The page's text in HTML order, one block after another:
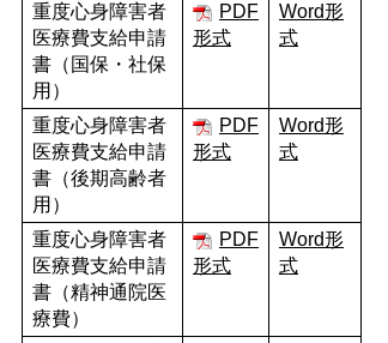
重度心身障害者
医療費支給申請
書（国保・社保
用）
PDF
形式
Word形
式
重度心身障害者
医療費支給申請
書（後期高齢者
用）
PDF
形式
Word形
式
重度心身障害者
医療費支給申請
書（精神通院医
療費）
PDF
形式
Word形
式